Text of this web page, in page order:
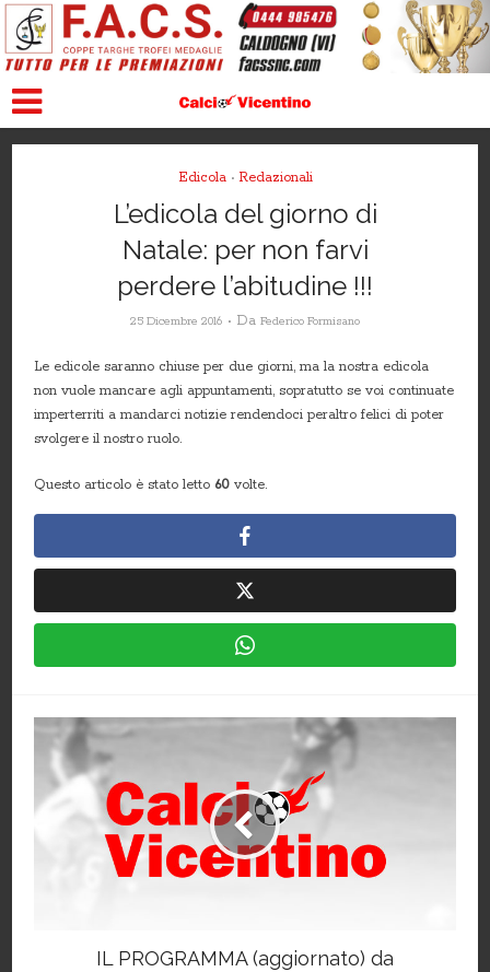
Edicola • Redazionali
L’edicola del giorno di
Natale: per non farvi
perdere l’abitudine !!!
25 Dicembre 2016 Da Federico Formisano
Le edicole saranno chiuse per due giorni, ma la nostra edicola
non vuole mancare agli appuntamenti, sopratutto se voi continuate
imperterriti a mandarci notizie rendendoci peraltro felici di poter
svolgere il nostro ruolo.
Questo articolo è stato letto 60 volte.
IL PROGRAMMA (aggiornato) da